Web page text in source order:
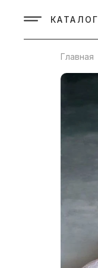
КАТАЛОГ
Главная